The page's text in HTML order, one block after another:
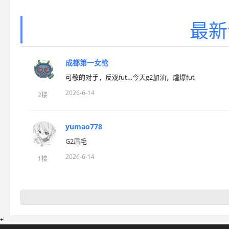
最
2楼
成都第一女枪
可敬的对手，反观fut…今天g2加油，虐爆fut
2026-6-14
1楼
yumao778
G2眉毛
2026-6-14
+